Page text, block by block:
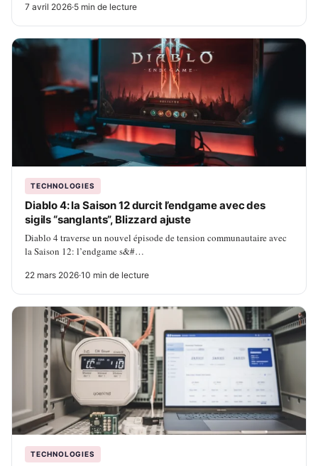
7 avril 2026·5 min de lecture
TECHNOLOGIES
Diablo 4: la Saison 12 durcit l’endgame avec des
sigils “sanglants”, Blizzard ajuste
Diablo 4 traverse un nouvel épisode de tension communautaire avec
la Saison 12: l’endgame s&#…
22 mars 2026·10 min de lecture
TECHNOLOGIES